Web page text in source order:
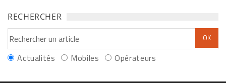
RECHERCHER
Actualités Mobiles Opérateurs